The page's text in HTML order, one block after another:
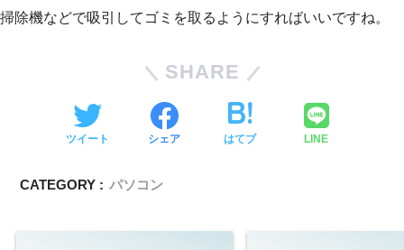
掃除機などで吸引してゴミを取るようにすればいいですね。
SHARE
ツイート シェア はてブ LINE
CATEGORY : パソコン